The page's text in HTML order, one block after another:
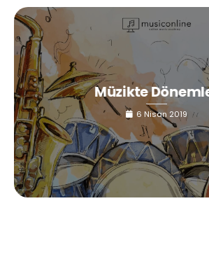
Müzikte
6 Nisan 2019